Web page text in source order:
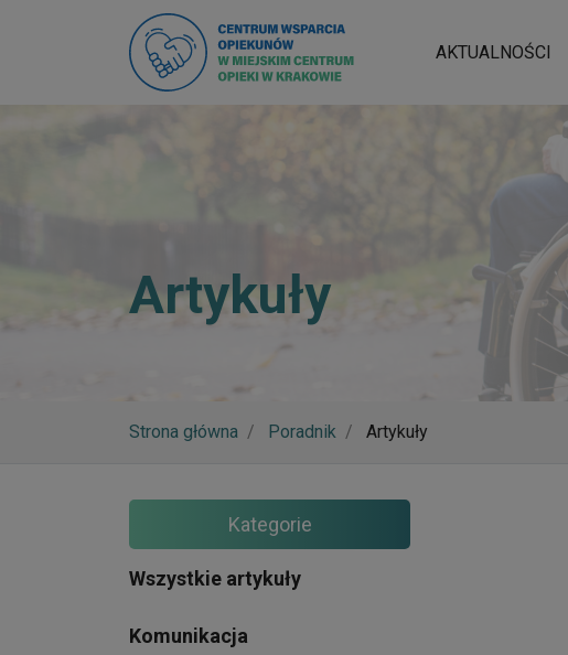
AKTUALNOŚCI
Artykuły
Strona główna Poradnik Artykuły
Kategorie
Wszystkie artykuły
Komunikacja